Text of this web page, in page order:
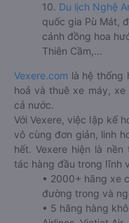
10. Du lịch Nghệ
quốc gia Pù Mát,
cánh đồng hoa
Thiên Cầm,...
Vexere.com là hệ thống
hoả và thuê xe máy,
cả nước.
Với Vexere, việc lập kế
vô cùng đơn giản, linh
hết. Vexere hiện là
tác hàng đầu trong lĩnh
• 2000+ hãng xe
đường trong và
• 5 hãng hàng